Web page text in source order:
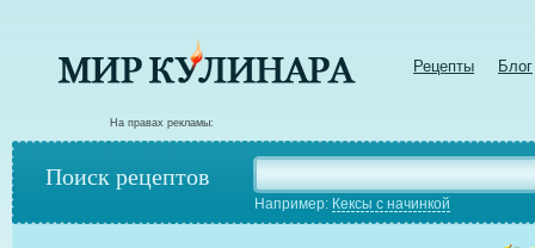
Рецепты Блог
На правах рекламы:
Поиск рецептов
Например: Кексы с начинкой